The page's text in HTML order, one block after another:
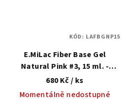
E.MiLac Fiber Base Gel
Natural Pink #3, 15 ml. -
Modelační báze se
zpevňujícím syntetickým
680 Kč/ ks
Momentálně nedostupné
KÓD: LAFBGNP15